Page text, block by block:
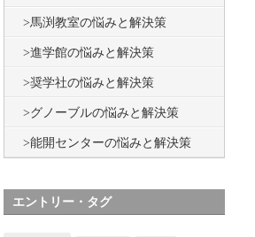
馬渕教室の悩みと解決策
進学館の悩みと解決策
奨学社の悩みと解決策
グノーブルの悩みと解決策
能開センターの悩みと解決策
エントリー・タグ